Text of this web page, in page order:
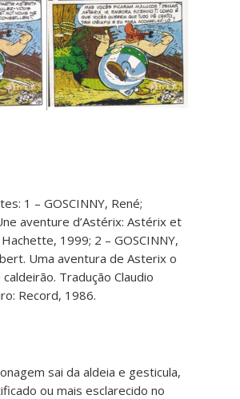
1 – GOSCINNY, René;
aventure d’Astérix: Astérix et
1999; 2 – GOSCINNY,
Uma aventura de Asterix o
Tradução Claudio
Record, 1986.
sai da aldeia e gesticula,
ou mais esclarecido no